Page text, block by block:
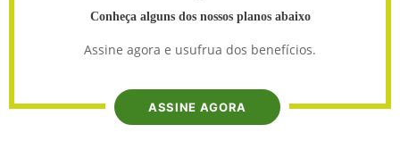
Conheça alguns dos nossos planos abaixo
Assine agora e usufrua dos benefícios.
ASSINE AGORA